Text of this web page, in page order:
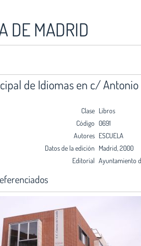
DE MADRID
de Idiomas en c/
Clase Libros
Código 0691
Autores ESCUELA
Datos de la edición Madrid, 2000
Editorial Ayuntamiento